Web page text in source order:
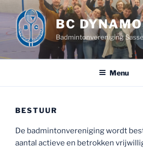
de
inhoud
BC
Badmintonvereniging
Menu
BESTUUR
De badmintonvereniging wordt
aantal actieve en betrokken